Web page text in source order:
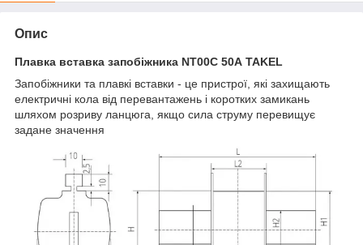
Опис
Плавка вставка запобіжника NT00С 50А TAKEL
Запобіжники та плавкі вставки - це пристрої, які захищають
електричні кола від перевантажень і коротких замикань
шляхом розриву ланцюга, якщо сила струму перевищує
задане значення